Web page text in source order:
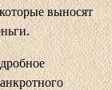
выносят